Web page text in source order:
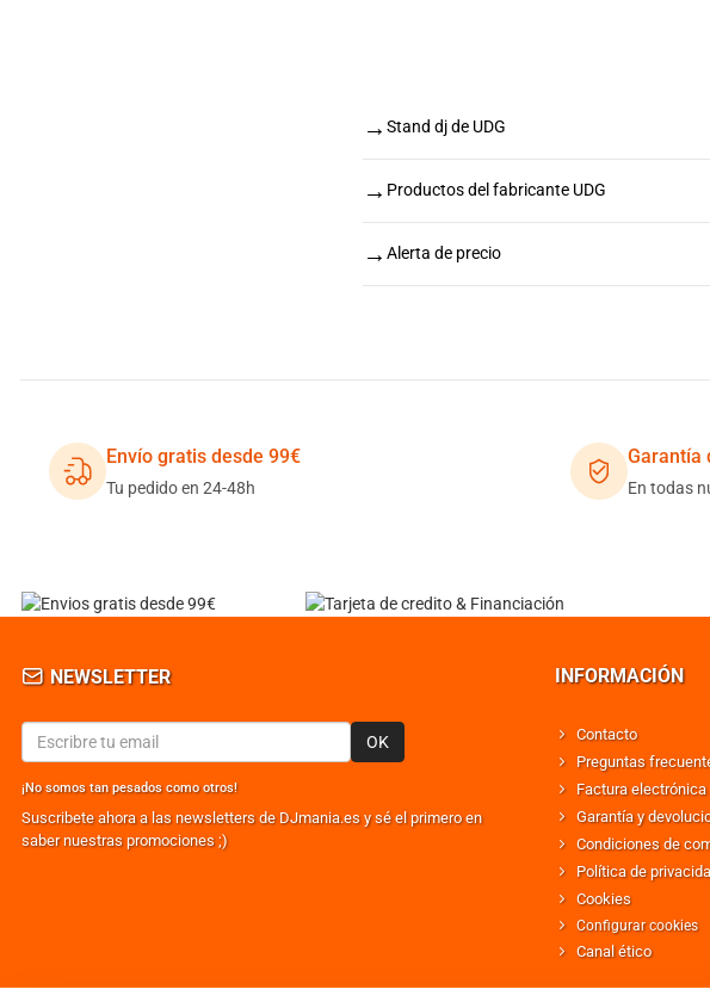
→ Stand dj de UDG
→ Productos del fabricante UDG
→ Alerta de precio
Envío gratis desde 99€
Tu pedido en 24-48h
Garantía
En todas
NEWSLETTER
OK
¡No somos tan pesados como otros!
Suscribete ahora a las newsletters de DJmania.es y sé el primero en
saber nuestras promociones ;)
INFORMACIÓN
Contacto
Preguntas
Factura electrónica
Garantía y
Condiciones de
Política de
Cookies
Configurar cookies
Canal ético